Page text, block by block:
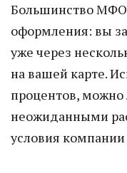
Большинство
оформления: вы
уже через
на вашей карте.
процентов, можно
неожиданными
условия